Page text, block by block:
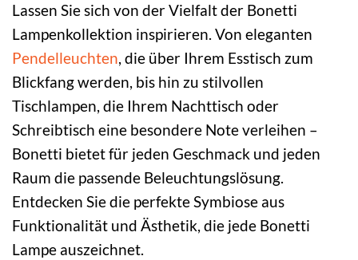
Lassen Sie sich von der Vielfalt der Bonetti
Lampenkollektion inspirieren. Von eleganten
Pendelleuchten, die über Ihrem Esstisch zum
Blickfang werden, bis hin zu stilvollen
Tischlampen, die Ihrem Nachttisch oder
Schreibtisch eine besondere Note verleihen –
Bonetti bietet für jeden Geschmack und jeden
Raum die passende Beleuchtungslösung.
Entdecken Sie die perfekte Symbiose aus
Funktionalität und Ästhetik, die jede Bonetti
Lampe auszeichnet.